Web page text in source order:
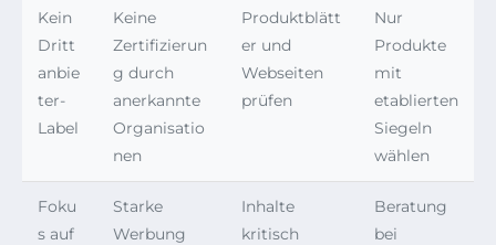
Kein
Dritt
anbie
ter-
Label
Keine
Zertifizierun
g durch
anerkannte
Organisatio
nen
Produktblätt
er und
Webseiten
prüfen
Nur
Produkte
mit
etablierten
Siegeln
wählen
Foku
s auf
Starke
Werbung
Inhalte
kritisch
Beratung
bei